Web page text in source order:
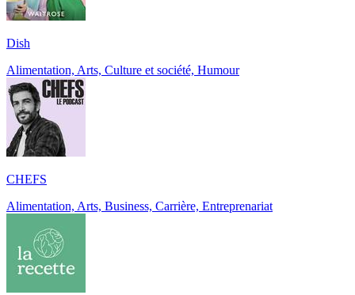
Dish
Alimentation, Arts, Culture et société, Humour
CHEFS
Alimentation, Arts, Business, Carrière, Entreprenariat